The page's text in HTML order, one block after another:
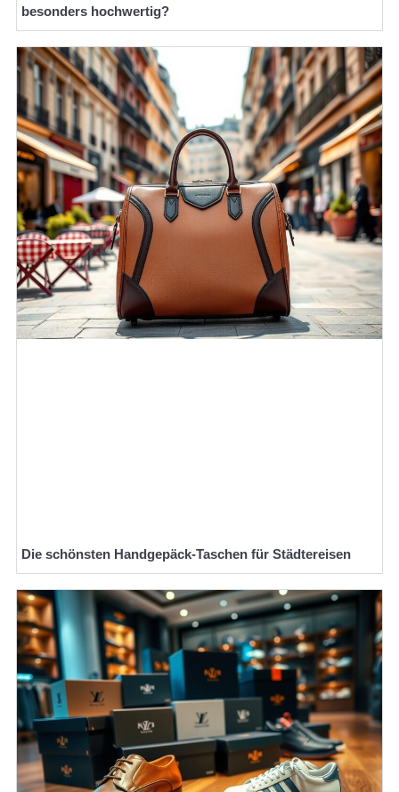
besonders hochwertig?
Die schönsten Handgepäck-Taschen für Städtereisen